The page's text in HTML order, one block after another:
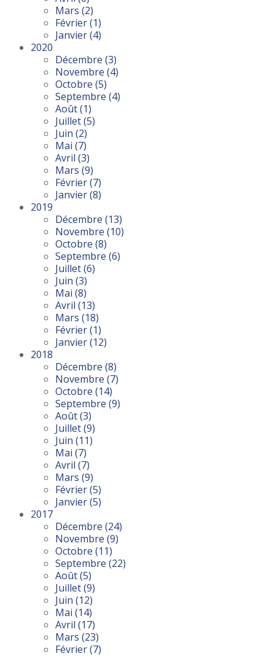
Mars (2)
Février(1)
Janvier(4)
2020
Décembre (3)
Novembre (4)
Octobre (5)
Septembre (4)
Août(1)
Juillet(5)
Juin (2)
Mai (7)
Avril (3)
Mars (9)
Février(7)
Janvier(8)
2019
Décembre (13)
Novembre (10)
Octobre (8)
Septembre (6)
Juillet(6)
Juin (3)
Mai (8)
Avril (13)
Mars (18)
Février(1)
Janvier(12)
2018
Décembre (8)
Novembre (7)
Octobre (14)
Septembre (9)
Août(3)
Juillet(9)
Juin (11)
Mai (7)
Avril (7)
Mars (9)
Février(5)
Janvier(5)
2017
Décembre (24)
Novembre (9)
Octobre (11)
Septembre (22)
Août(5)
Juillet(9)
Juin (12)
Mai (14)
Avril (17)
Mars (23)
Février(7)